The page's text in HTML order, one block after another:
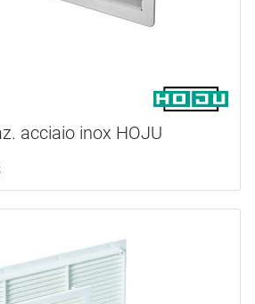
acciaio inox HOJU